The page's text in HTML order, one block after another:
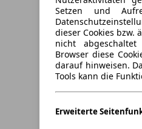
Setzen und
dieser Cookies bzw.
nicht
Browser diese
darauf hinweisen.
Tools kann die
Erweiterte